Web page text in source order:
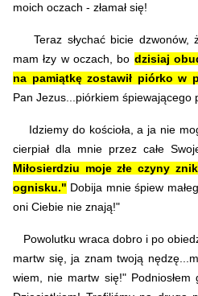
moich oczach - złamał się!
Teraz słychać bicie dzwonów,
mam łzy w oczach, bo dzisiaj
na pamiątkę zostawił piórko w
Pan Jezus...piórkiem śpiewającego
Idziemy do kościoła, a ja nie
cierpiał dla mnie przez całe
Miłosierdziu moje złe czyny
ognisku." Dobija mnie śpiew
oni Ciebie nie znają!"
Powolutku wraca dobro i po
martw się, ja znam twoją
wiem, nie martw się!"